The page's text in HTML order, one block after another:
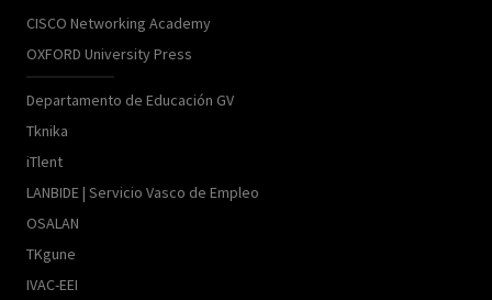
CISCO Networking Academy
OXFORD University Press
Departamento de Educación GV
Tknika
iTlent
LANBIDE | Servicio Vasco de Empleo
OSALAN
TKgune
IVAC-EEI